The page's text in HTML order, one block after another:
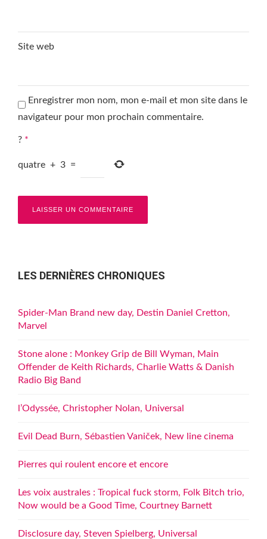
Site web
Enregistrer mon nom, mon e-mail et mon site dans le
navigateur pour mon prochain commentaire.
? *
quatre + 3 =
LES DERNIÈRES CHRONIQUES
Spider-Man Brand new day, Destin Daniel Cretton,
Marvel
Stone alone : Monkey Grip de Bill Wyman, Main
Offender de Keith Richards, Charlie Watts & Danish
Radio Big Band
l’Odyssée, Christopher Nolan, Universal
Evil Dead Burn, Sébastien Vaniček, New line cinema
Pierres qui roulent encore et encore
Les voix australes : Tropical fuck storm, Folk Bitch trio,
Now would be a Good Time, Courtney Barnett
Disclosure day, Steven Spielberg, Universal